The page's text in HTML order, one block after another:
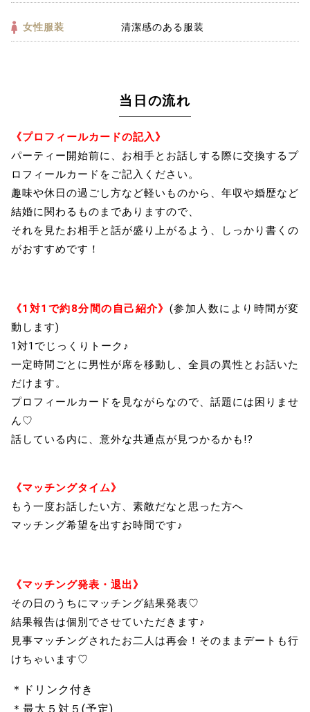
女性服装 清潔感のある服装
当日の流れ
《プロフィールカードの記入》
パーティー開始前に、お相手とお話しする際に交換するプ
ロフィールカードをご記入ください。
趣味や休日の過ごし方など軽いものから、年収や婚歴など
結婚に関わるものまでありますので、
それを見たお相手と話が盛り上がるよう、しっかり書くの
がおすすめです！
《1対1で約8分間の自己紹介》 (参加人数により時間が変
動します)
1対1でじっくりトーク♪
一定時間ごとに男性が席を移動し、全員の異性とお話いた
だけます。
プロフィールカードを見ながらなので、話題には困りませ
ん♡
話している内に、意外な共通点が見つかるかも!?
《マッチングタイム》
もう一度お話したい方、素敵だなと思った方へ
マッチング希望を出すお時間です♪
《マッチング発表・退出》
その日のうちにマッチング結果発表♡
結果報告は個別でさせていただきます♪
見事マッチングされたお二人は再会！そのままデートも行
けちゃいます♡
＊ドリンク付き
＊最大５対５(予定)